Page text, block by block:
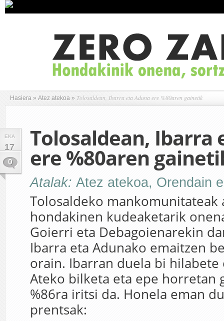
Hasiera » Atez atekoa » Tolosaldean, Ibarra eta Aduna ere %80aren gainetik
EKA
17
0
Tolosaldean, Ibarra
ere %80aren
Atalak: Atez atekoa, Orendain
Tolosaldeko
hondakinen kudeaketarik
Goierri eta Debagoienarekin
Ibarra eta Adunako emaitzen
orain. Ibarran duela bi hilabete
Ateko bilketa eta epe horretan
%86ra iritsi da. Honela eman
prentsak: